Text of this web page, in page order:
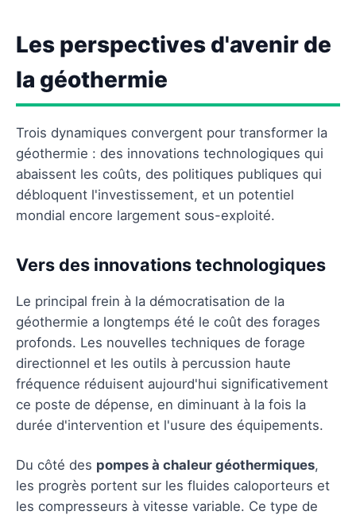
Les perspectives d'avenir de
la géothermie
Trois dynamiques convergent pour transformer la
géothermie : des innovations technologiques qui
abaissent les coûts, des politiques publiques qui
débloquent l'investissement, et un potentiel
mondial encore largement sous-exploité.
Vers des innovations technologiques
Le principal frein à la démocratisation de la
géothermie a longtemps été le coût des forages
profonds. Les nouvelles techniques de forage
directionnel et les outils à percussion haute
fréquence réduisent aujourd'hui significativement
ce poste de dépense, en diminuant à la fois la
durée d'intervention et l'usure des équipements.
Du côté des pompes à chaleur géothermiques,
les progrès portent sur les fluides caloporteurs et
les compresseurs à vitesse variable. Ce type de